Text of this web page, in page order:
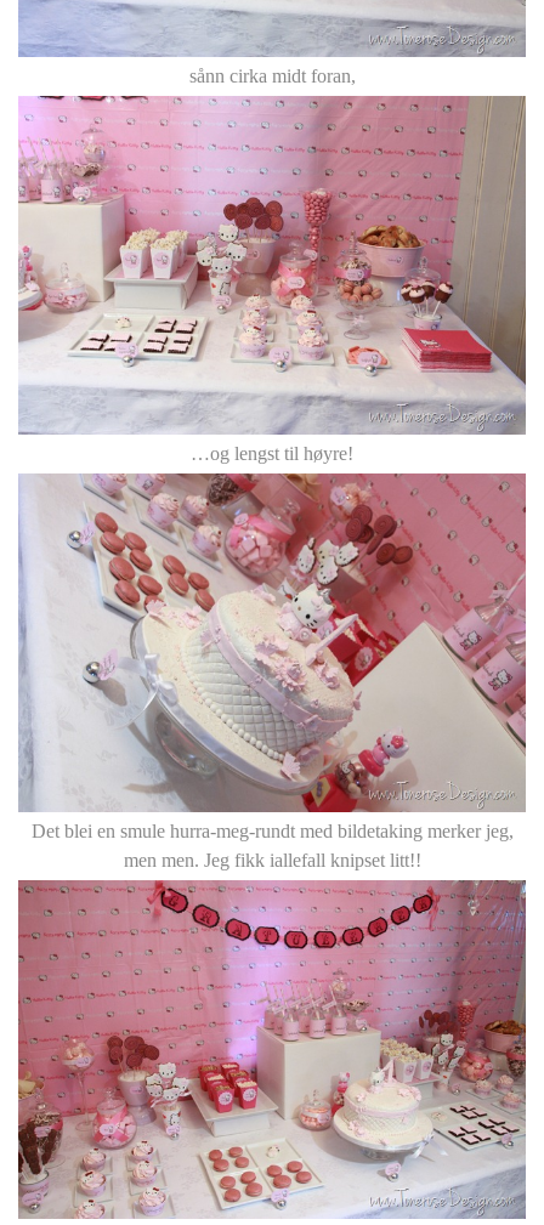
sånn cirka midt foran,
…og lengst til høyre!
Det blei en smule hurra-meg-rundt med bildetaking merker jeg,
men men. Jeg fikk iallefall knipset litt!!